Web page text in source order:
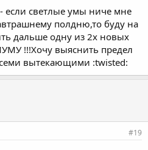
если светлые умы ниче мне
полдню,то буду на
дальше одну из 2х новых
!!!Хочу выяснить предел
вытекающими :twisted:
#19